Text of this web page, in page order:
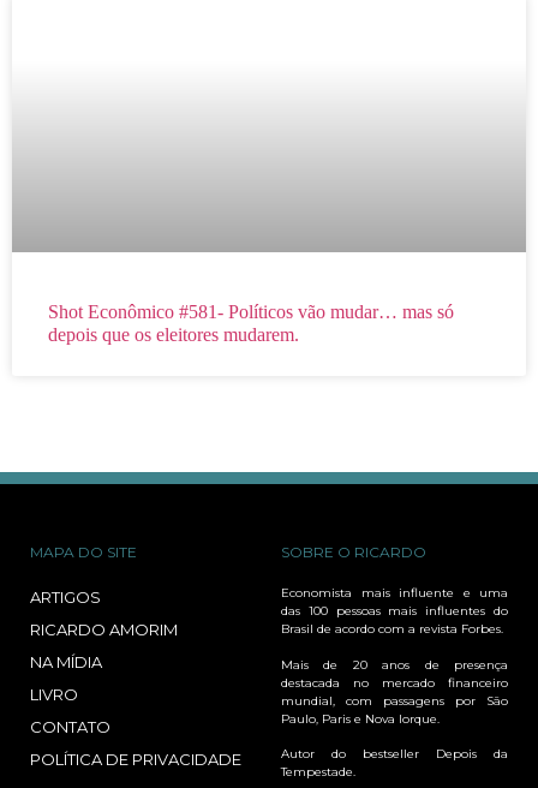
Shot Econômico #581- Políticos vão mudar… mas só
depois que os eleitores mudarem.
MAPA DO SITE
ARTIGOS
RICARDO AMORIM
NA MÍDIA
LIVRO
CONTATO
POLÍTICA DE PRIVACIDADE
SOBRE O RICARDO
Economista mais influente e uma
das 100 pessoas mais influentes do
Brasil de acordo com a revista Forbes.
Mais de 20 anos de presença
destacada no mercado financeiro
mundial, com passagens por São
Paulo, Paris e Nova Iorque.
Autor do bestseller Depois da
Tempestade.